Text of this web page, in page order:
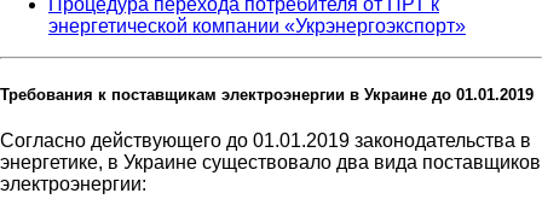
энергетической компании «Укрэнергоэкспорт»
Требования к поставщикам электроэнергии в Украине до 01.01.2019
Согласно действующего до 01.01.2019 законодательства в
энергетике, в Украине существовало два вида поставщиков
электроэнергии: